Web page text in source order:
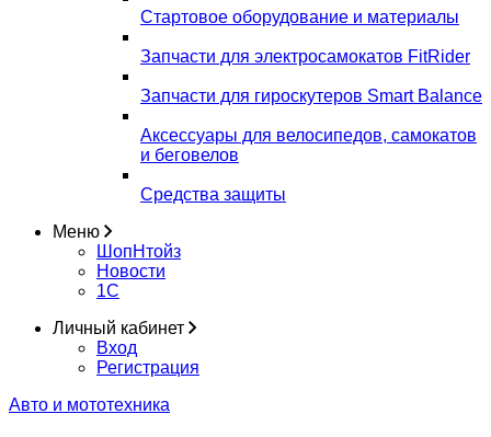
Стартовое оборудование и материалы
Запчасти для электросамокатов FitRider
Запчасти для гироскутеров Smart Balance
Аксессуары для велосипедов, самокатов
и беговелов
Средства защиты
Меню
ШопНтойз
Новости
1C
Личный кабинет
Вход
Регистрация
Авто и мототехника